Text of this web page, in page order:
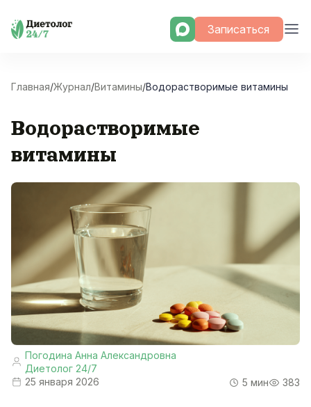
Skip
Записаться
Главная/Журнал/Витамины/Водорастворимые витамины
Водорастворимые
витамины
Погодина Анна Александровна
Диетолог 24/7
25 января 2026
5 мин 383